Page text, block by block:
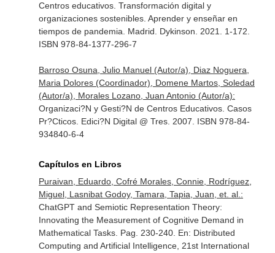
Centros educativos. Transformación digital y
organizaciones sostenibles. Aprender y enseñar en
tiempos de pandemia. Madrid. Dykinson. 2021. 1-172.
ISBN 978-84-1377-296-7
Barroso Osuna, Julio Manuel (Autor/a), Diaz Noguera,
Maria Dolores (Coordinador), Domene Martos, Soledad
(Autor/a), Morales Lozano, Juan Antonio (Autor/a):
Organizaci?N y Gesti?N de Centros Educativos. Casos
Pr?Cticos. Edici?N Digital @ Tres. 2007. ISBN 978-84-
934840-6-4
Capítulos en Libros
Puraivan, Eduardo, Cofré Morales, Connie, Rodríguez,
Miguel, Lasnibat Godoy, Tamara, Tapia, Juan, et. al.:
ChatGPT and Semiotic Representation Theory:
Innovating the Measurement of Cognitive Demand in
Mathematical Tasks. Pag. 230-240. En: Distributed
Computing and Artificial Intelligence, 21st International